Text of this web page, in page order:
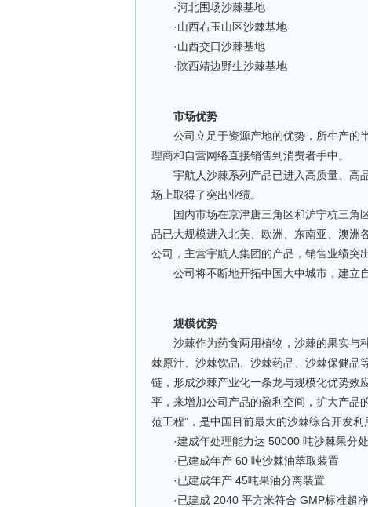
·河北围场沙棘基地
·山西右玉山区沙棘基地
·山西交口沙棘基地
·陕西靖边野生沙棘基地
市场优势
公司立足于资源产地的优势，所生产的
理商和自营网络直接销售到消费者手中。
宇航人沙棘系列产品已进入高质量、高
场上取得了突出业绩。
国内市场在京津唐三角区和沪宁杭三角
品已大规模进入北美、欧洲、东南亚、澳洲
公司，主营宇航人集团的产品，销售业绩突出
公司将不断地开拓中国大中城市，建立自
规模优势
沙棘作为药食两用植物，沙棘的果实与
棘原汁、沙棘饮品、沙棘药品、沙棘保健品
链，形成沙棘产业化一条龙与规模化优势效
平，来增加公司产品的盈利空间，扩大产品
范工程”，是中国目前最大的沙棘综合开发利
·建成年处理能力达 50000 吨沙棘果分
·已建成年产 60 吨沙棘油萃取装置
·已建成年产 45吨果油分离装置
·已建成 2040 平方米符合 GMP标准超